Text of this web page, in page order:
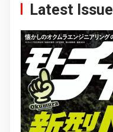
Latest Issue